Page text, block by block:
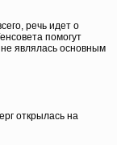
речь идет о
помогут
являлась основным
открылась на